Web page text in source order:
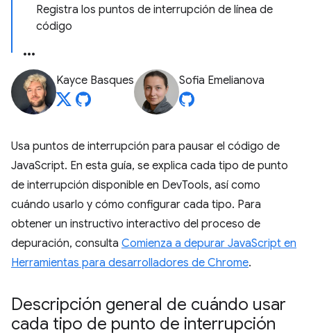
Registra los puntos de interrupción de línea de
código
Kayce Basques Sofia Emelianova
Usa puntos de interrupción para pausar el código de
JavaScript. En esta guía, se explica cada tipo de punto
de interrupción disponible en DevTools, así como
cuándo usarlo y cómo configurar cada tipo. Para
obtener un instructivo interactivo del proceso de
depuración, consulta Comienza a depurar JavaScript en
Herramientas para desarrolladores de Chrome.
Descripción general de cuándo usar
cada tipo de punto de interrupción